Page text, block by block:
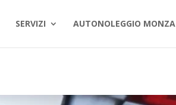
SERVIZI AUTONOLEGGIO MONZA